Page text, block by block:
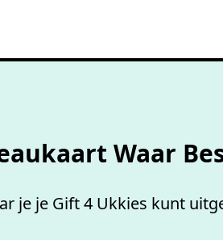
Waar
je je Gift 4 Ukkies kunt